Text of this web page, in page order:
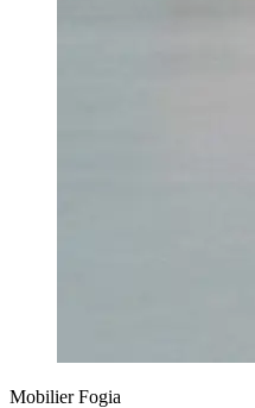
Mobilier Fogia